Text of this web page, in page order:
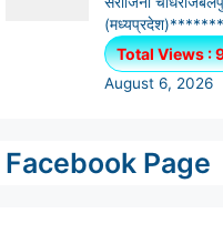
Facebook Page